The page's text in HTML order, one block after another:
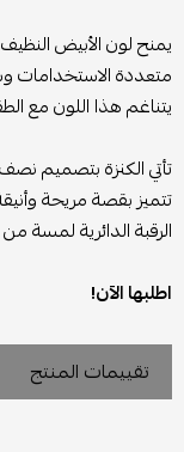
يمنح لون الأبيض
متعددة الاستخدامات
يتناغم هذا اللون مع
تأتي الكنزة بتصميم
تتميز بقصة مريحة
الرقبة الدائرية لمسة من
اطلبها الآن!
تقييمات المنتج